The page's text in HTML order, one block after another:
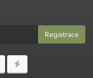
Registrace